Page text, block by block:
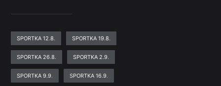
SPORTKA 12.8. SPORTKA 19.8.
SPORTKA 26.8. SPORTKA 2.9.
SPORTKA 9.9. SPORTKA 16.9.